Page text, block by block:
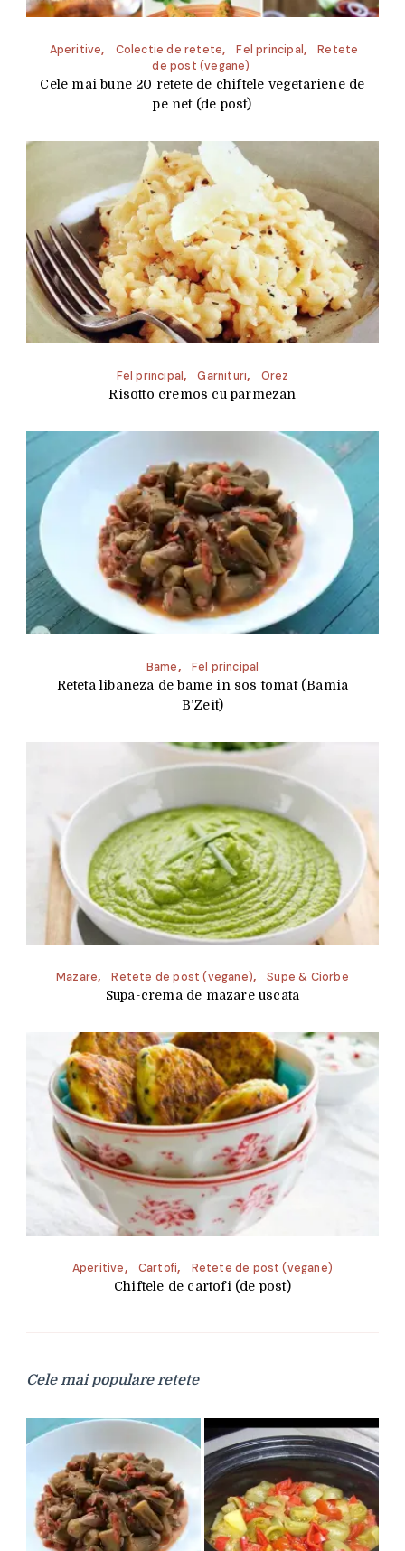
Aperitive Colectie de retete Fel principal
Retete
de post (vegane)
Cele mai bune 20 retete de chiftele vegetariene de
pe net (de post)
Fel principal Garnituri
Orez
Risotto cremos cu parmezan
Bame
Fel principal
Reteta libaneza de bame in sos tomat (Bamia
B’Zeit)
Mazare Retete de post (vegane)
Supe & Ciorbe
Supa-crema de mazare uscata
Aperitive Cartofi
Retete de post (vegane)
Chiftele de cartofi (de post)
Cele mai populare retete